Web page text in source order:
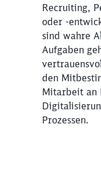
Recruiting,
oder -
sind wahre
Aufgaben
den
Mitarbeit an
Prozessen.